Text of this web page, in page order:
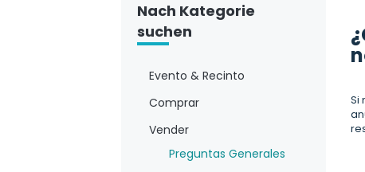
Nach Kategorie
suchen
Evento & Recinto
Comprar
Vender
Preguntas Generales
Si